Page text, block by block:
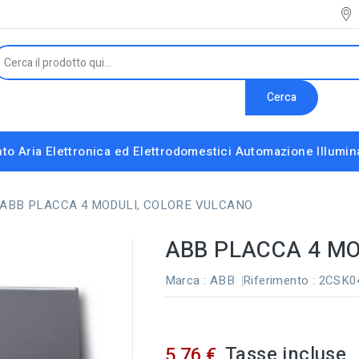
Cerca
Aria Elettronica ed Elettrodomestici Automazione
ABB PLACCA 4 MODULI, COLORE VULCANO
ABB PLACCA 4
Marca : ABB Riferimento :